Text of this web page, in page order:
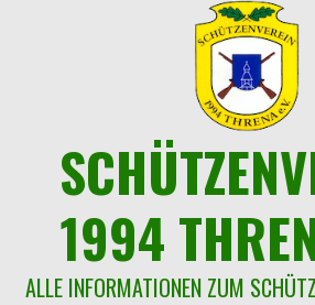
1994
ALLE INFORMATIONEN ZUM